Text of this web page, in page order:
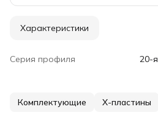
Характеристики
Серия профиля 20-я
Комплектующие Х-пластины